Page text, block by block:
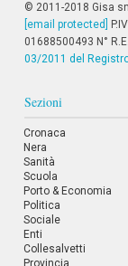
l
M
e
n
r
n
c
i
p
a
l
e
V
a
© 2011-2018 Gisa
[email protected]
01688500493 N°
03/2011 del
Sezioni
Cronaca
Nera
Sanità
Scuola
Porto & Economia
Politica
Sociale
Enti
Collesalvetti